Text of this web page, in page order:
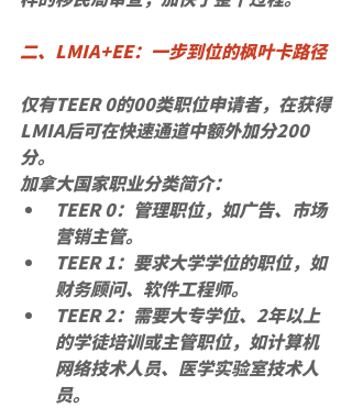
二、LMIA+EE：一步到位的枫叶卡路径
仅有TEER 0的00类职位申请者，在获得
LMIA后可在快速通道中额外加分200
分。
加拿大国家职业分类简介：
TEER 0：管理职位，如广告、市场
营销主管。
TEER 1：要求大学学位的职位，如
财务顾问、软件工程师。
TEER 2：需要大专学位、2年以上
的学徒培训或主管职位，如计算机
网络技术人员、医学实验室技术人
员。